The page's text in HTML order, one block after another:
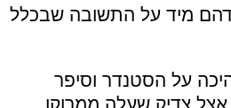
מיד על התשובה שבכלל
על הסטנדר וסיפר
צדיק שעלה ממרוקו